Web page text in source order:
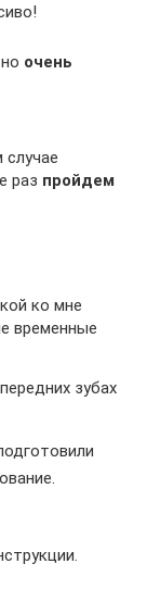
очень
раз пройдем
ко мне
временные
зубах